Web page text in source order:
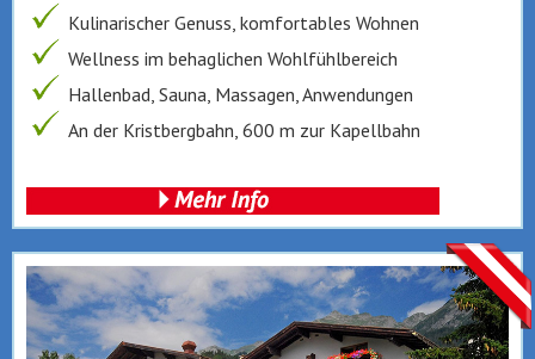
Kulinarischer Genuss, komfortables Wohnen
Wellness im behaglichen Wohlfühlbereich
Hallenbad, Sauna, Massagen, Anwendungen
An der Kristbergbahn, 600 m zur Kapellbahn